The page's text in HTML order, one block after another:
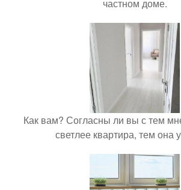
частном доме.
Как вам? Согласны ли вы с тем
светлее квартира, тем она